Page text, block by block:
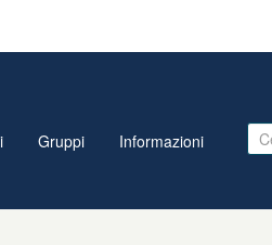
Gruppi Informazioni